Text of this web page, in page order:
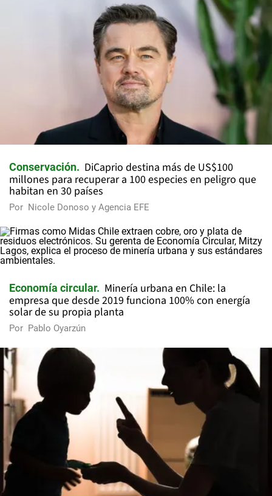
Conservación
DiCaprio destina más de US$100
millones para recuperar a 100 especies en peligro que
habitan en 30 países
Por Nicole Donoso y Agencia EFE
Economía circular
Minería urbana en Chile: la
empresa que desde 2019 funciona 100% con energía
solar de su propia planta
Por Pablo Oyarzún